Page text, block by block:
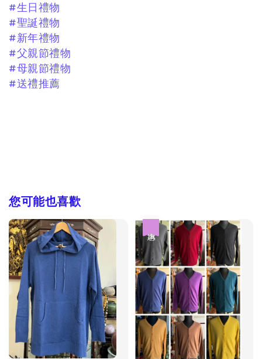
#生日禮物
#聖誕禮物
#新年禮物
#父親節禮物
#母親節禮物
#送禮推薦
您可能也喜歡